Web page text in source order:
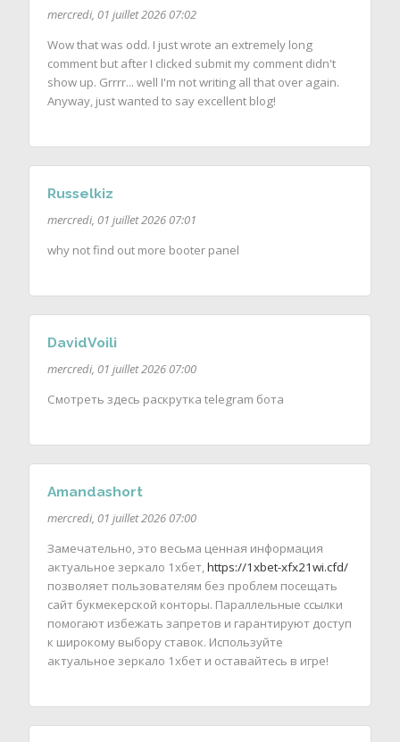
mercredi, 01 juillet 2026 07:02
Wow that was odd. I just wrote an extremely long
comment but after I clicked submit my comment didn't
show up. Grrrr... well I'm not writing all that over again.
Anyway, just wanted to say excellent blog!
Russelkiz
mercredi, 01 juillet 2026 07:01
why not find out more booter panel
DavidVoili
mercredi, 01 juillet 2026 07:00
Смотреть здесь раскрутка telegram бота
Amandashort
mercredi, 01 juillet 2026 07:00
Замечательно, это весьма ценная информация
актуальное зеркало 1хбет,https://1xbet-xfx21wi.cfd/
позволяет пользователям без проблем посещать
сайт букмекерской конторы. Параллельные ссылки
помогают избежать запретов и гарантируют доступ
к широкому выбору ставок. Используйте
актуальное зеркало 1хбет и оставайтесь в игре!